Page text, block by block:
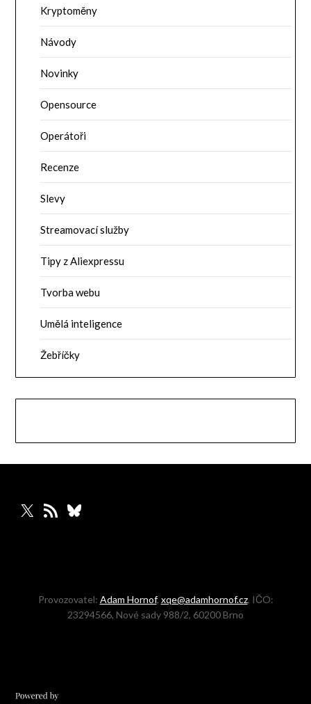
Kryptoměny
Návody
Novinky
Opensource
Operátoři
Recenze
Slevy
Streamovací služby
Tipy z Aliexpressu
Tvorba webu
Umělá inteligence
Žebříčky
X RSS zdrojBluesky
Provozovatel: Adam Hornof, xqe@adamhornof.cz, IČO:
23294566, Nové sady 988/2, 60200 Brno